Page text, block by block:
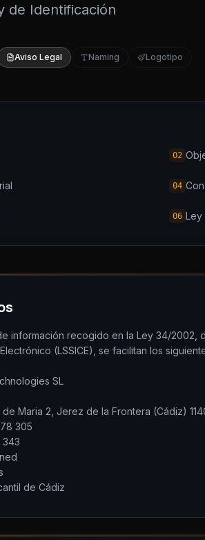
de Identificación
Aviso Legal Naming Logotipo
02
04
06 Ley
información recogido en la Ley 34/2002,
(LSSICE), se facilitan los
SL
Maria 2, Jerez de la Frontera (Cádiz)
305
343
de Cádiz